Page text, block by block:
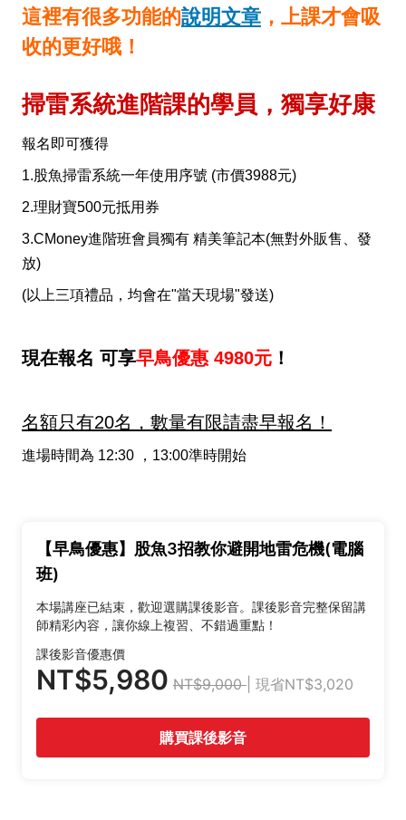
這裡有很多功能的說明文章 ，上課才會吸
收的更好哦！
掃雷系統進階課的學員，獨享好康
報名即可獲得
1.股魚掃雷系統一年使用序號 (市價3988元)
2.理財寶500元抵用券
3.CMoney進階班會員獨有 精美筆記本(無對外販售、發
放)
(以上三項禮品，均會在"當天現場"發送)
現在報名 可享早鳥優惠 4980元 ！
名額只有20名，數量有限請盡早報名！
進場時間為 12:30 ，13:00準時開始
【早鳥優惠】股魚3招教你避開地雷危機(電腦
班)
本場講座已結束，歡迎選購課後影音。課後影音完整保留講
師精彩內容，讓你線上複習、不錯過重點！
課後影音優惠價
NT$5,980 NT$9,000 | 現省NT$3,020
購買課後影音